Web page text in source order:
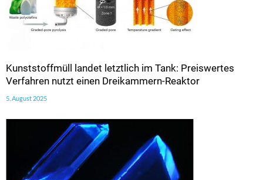
Kunststoffmüll landet letztlich im Tank: Preiswertes
Verfahren nutzt einen Dreikammern-Reaktor
5. August 2025